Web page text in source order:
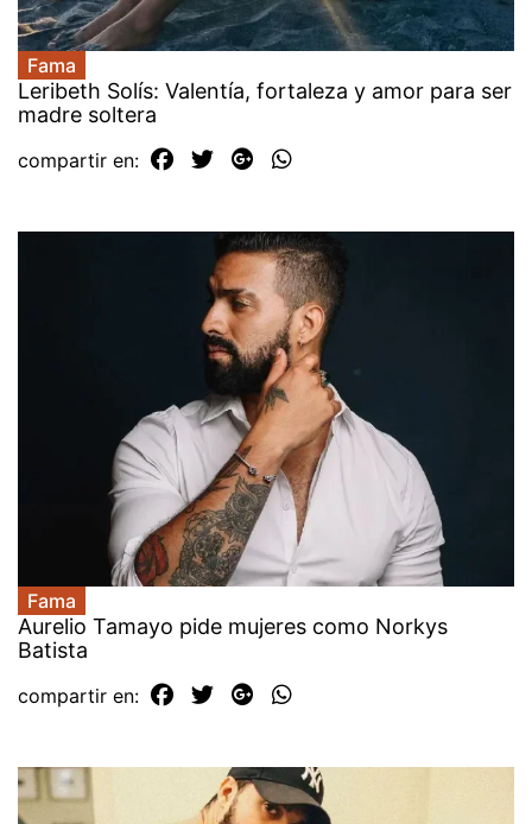
Fama
Leribeth Solís: Valentía, fortaleza y amor para ser
madre soltera
compartir en:
Fama
Aurelio Tamayo pide mujeres como Norkys
Batista
compartir en: